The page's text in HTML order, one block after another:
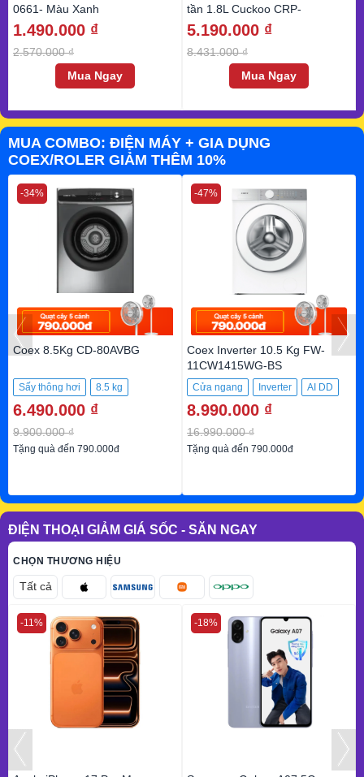
0661- Màu Xanh
1.490.000 ₫
2.570.000 ₫
Mua Ngay
tần 1.8L Cuckoo CRP-
HWF1000F-Korean
5.190.000 ₫
8.431.000 ₫
Mua Ngay
MUA COMBO: ĐIỆN MÁY + GIA DỤNG
COEX/ROLER GIẢM THÊM 10%
Coex 8.5Kg CD-80AVBG
Sấy thông hơi 8.5 kg
6.490.000 ₫
9.900.000 ₫
-34%
Tặng quà đến 790.000đ
Coex Inverter 10.5 Kg FW-
11CW1415WG-BS
Cửa ngang Inverter
AI DD
10.5Kg
8.990.000 ₫
16.990.000 ₫
-47%
Tặng quà đến 790.000đ
ĐIỆN THOẠI GIẢM GIÁ SỐC - SĂN NGAY
CHỌN THƯƠNG HIỆU
Tất cả
-11% -18%